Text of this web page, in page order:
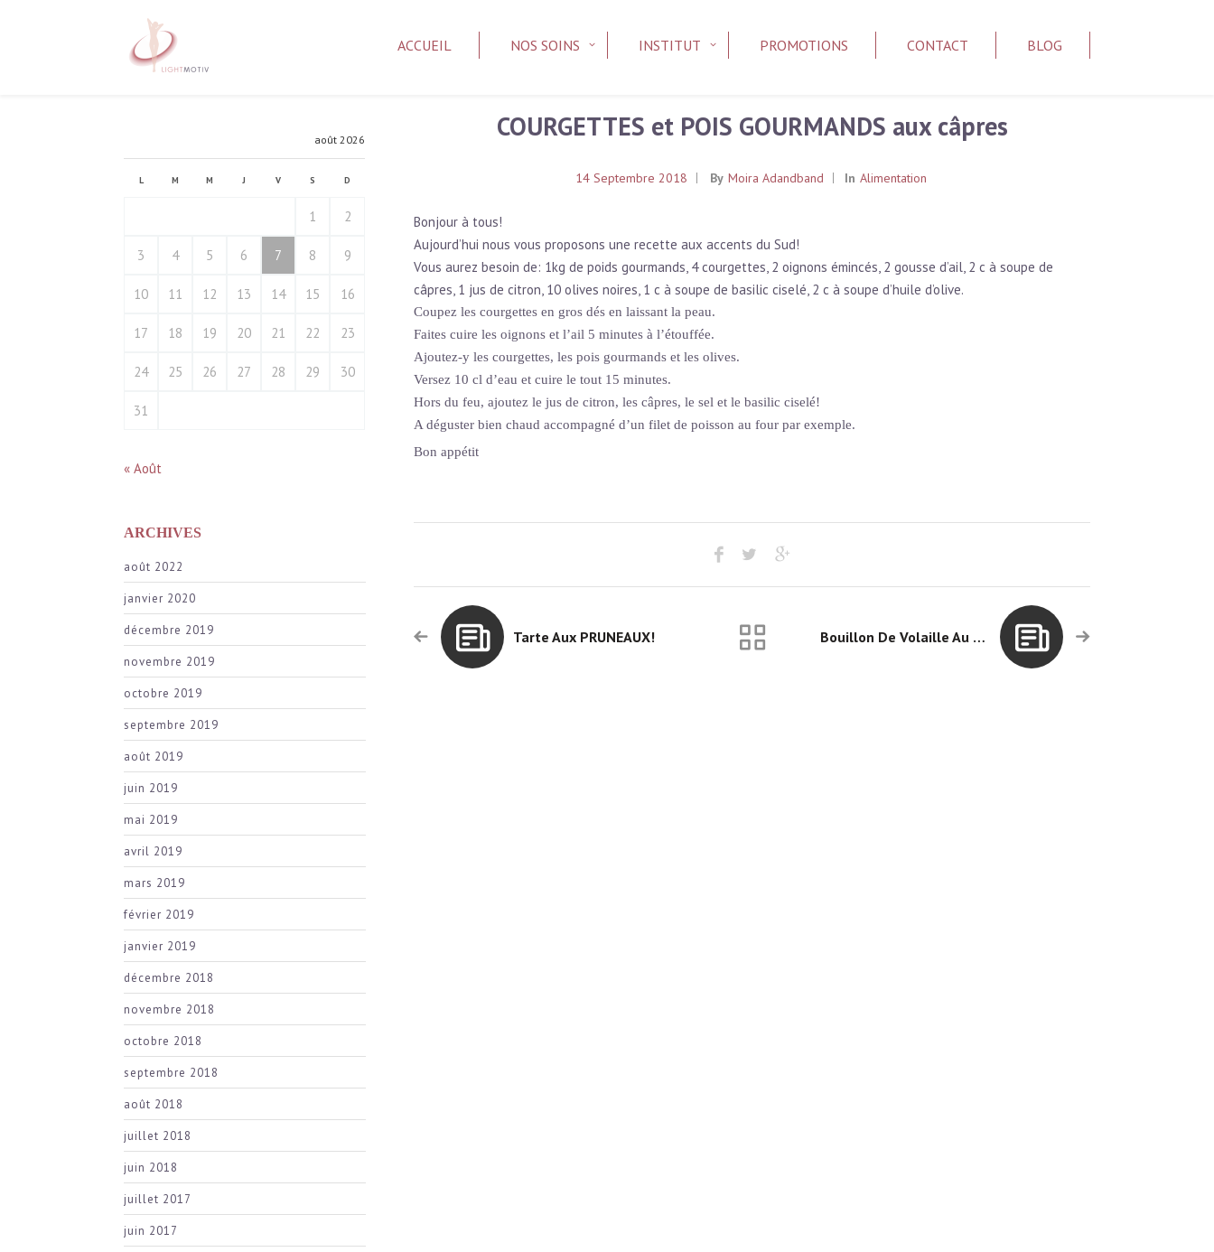
ACCUEIL NOS SOINS INSTITUT PROMOTIONS CONTACT BLOG
août 2026
L M M J V S D
1 2
3 4 5 6 7 8 9
10 11 12 13 14 15 16
17 18 19 20 21 22 23
24 25 26 27 28 29 30
31
« Août
ARCHIVES
août 2022
janvier 2020
décembre 2019
novembre 2019
octobre 2019
septembre 2019
août 2019
juin 2019
mai 2019
avril 2019
mars 2019
février 2019
janvier 2019
décembre 2018
novembre 2018
octobre 2018
septembre 2018
août 2018
juillet 2018
juin 2018
juillet 2017
juin 2017
COURGETTES et POIS GOURMANDS aux câpres
14 Septembre 2018 By Moira Adandband In Alimentation
Bonjour à tous!
Aujourd’hui nous vous proposons une recette aux accents du Sud!
Vous aurez besoin de: 1kg de poids gourmands, 4 courgettes, 2 oignons émincés, 2 gousse d’ail, 2 c à soupe de
câpres, 1 jus de citron, 10 olives noires, 1 c à soupe de basilic ciselé, 2 c à soupe d’huile d’olive.
Coupez les courgettes en gros dés en laissant la peau.
Faites cuire les oignons et l’ail 5 minutes à l’étouffée.
Ajoutez-y les courgettes, les pois gourmands et les olives.
Versez 10 cl d’eau et cuire le tout 15 minutes.
Hors du feu, ajoutez le jus de citron, les câpres, le sel et le basilic ciselé!
A déguster bien chaud accompagné d’un filet de poisson au four par exemple.
Bon appétit
Tarte Aux PRUNEAUX! Bouillon De Volaille Au FENOUIL